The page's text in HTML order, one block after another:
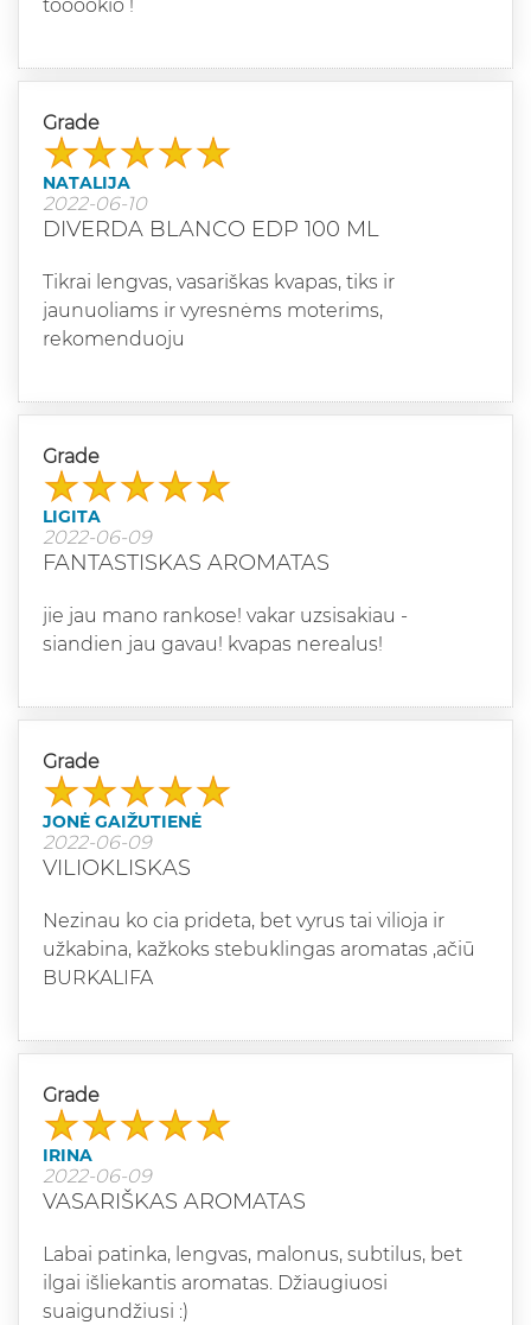
tooookio !
Grade
NATALIJA
2022-06-10
DIVERDA BLANCO EDP 100 ML
Tikrai lengvas, vasariškas kvapas, tiks ir
jaunuoliams ir vyresnėms moterims,
rekomenduoju
Grade
LIGITA
2022-06-09
FANTASTISKAS AROMATAS
jie jau mano rankose! vakar uzsisakiau -
siandien jau gavau! kvapas nerealus!
Grade
JONĖ GAIŽUTIENĖ
2022-06-09
VILIOKLISKAS
Nezinau ko cia prideta, bet vyrus tai vilioja ir
užkabina, kažkoks stebuklingas aromatas ,ačiū
BURKALIFA
Grade
IRINA
2022-06-09
VASARIŠKAS AROMATAS
Labai patinka, lengvas, malonus, subtilus, bet
ilgai išliekantis aromatas. Džiaugiuosi
suaigundžiusi :)